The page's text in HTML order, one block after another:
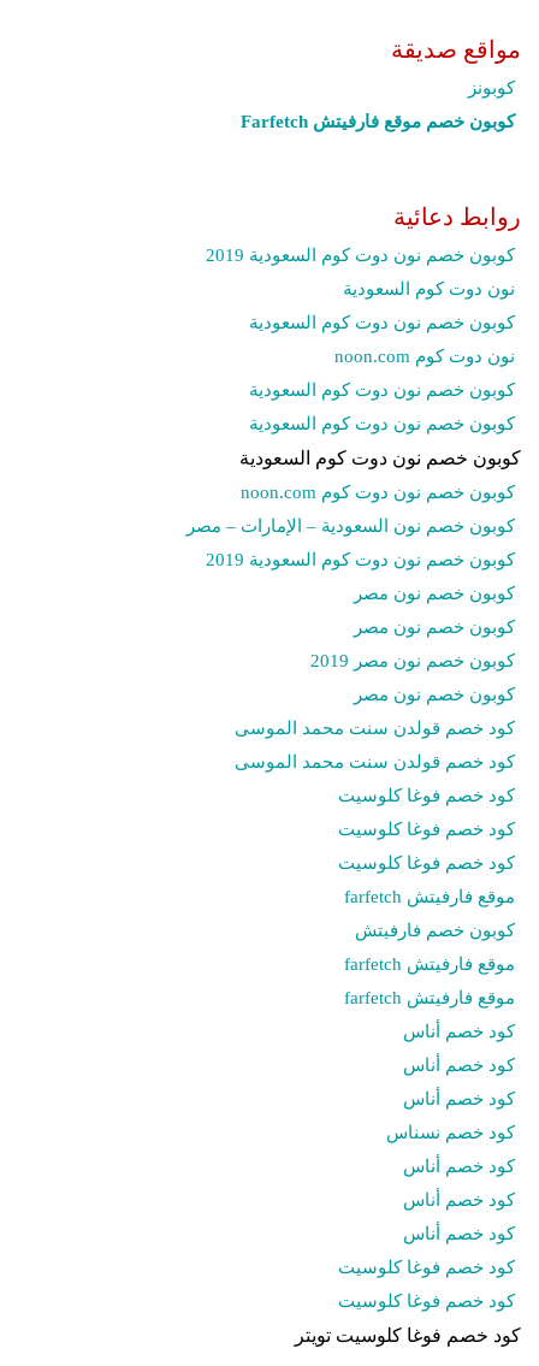
مواقع صديقة
كوبونز
كوبون خصم موقع فارفيتش Farfetch‎
روابط دعائية
كوبون خصم نون دوت كوم السعودية 2019
نون دوت كوم السعودية
كوبون خصم نون دوت كوم السعودية
نون دوت كوم noon.com
كوبون خصم نون دوت كوم السعودية
كوبون خصم نون دوت كوم السعودية
كوبون خصم نون دوت كوم السعودية
كوبون خصم نون دوت كوم noon.com
كوبون خصم نون السعودية – الإمارات – مصر
كوبون خصم نون دوت كوم السعودية 2019
كوبون خصم نون مصر
كوبون خصم نون مصر
كوبون خصم نون مصر 2019
كوبون خصم نون مصر
كود خصم قولدن سنت محمد الموسى
كود خصم قولدن سنت محمد الموسى
كود خصم فوغا كلوسيت
كود خصم فوغا كلوسيت
كود خصم فوغا كلوسيت
موقع فارفيتش farfetch
كوبون خصم فارفيتش
موقع فارفيتش farfetch
موقع فارفيتش farfetch
كود خصم أناس
كود خصم أناس
كود خصم أناس
كود خصم نسناس
كود خصم أناس
كود خصم أناس
كود خصم أناس
كود خصم فوغا كلوسيت
كود خصم فوغا كلوسيت
كود خصم فوغا كلوسيت تويتر